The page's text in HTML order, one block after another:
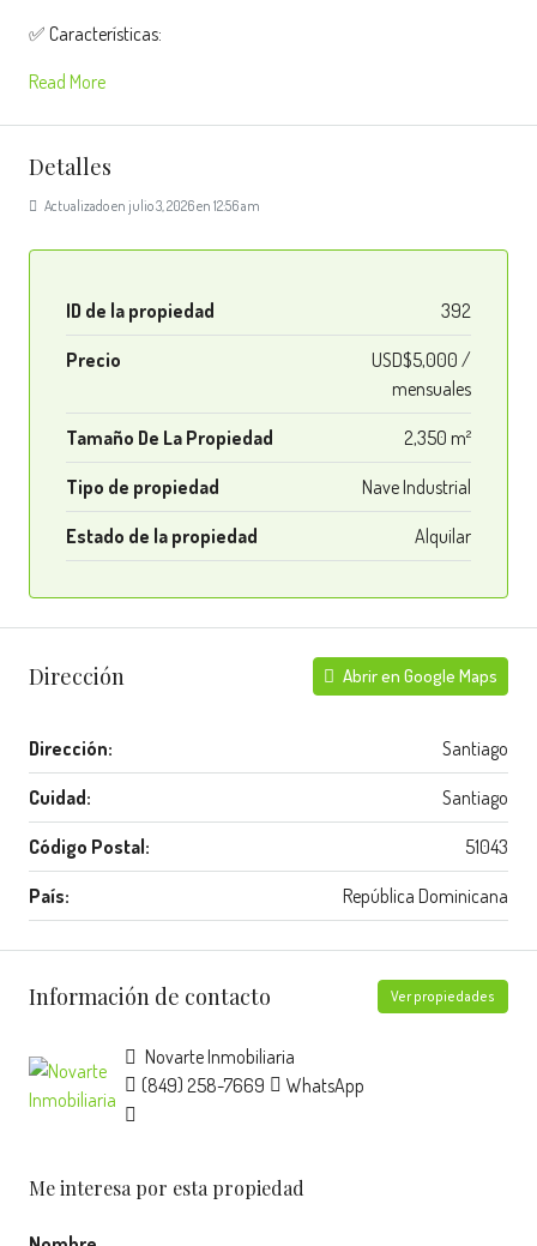
✅ Características:
Read More
Detalles
Actualizado en julio 3, 2026 en 12:56 am
ID de la propiedad 392
Precio
USD$5,000 /
mensuales
Tamaño De La Propiedad 2,350 m²
Tipo de propiedad Nave Industrial
Estado de la propiedad Alquilar
Dirección Abrir en Google Maps
Dirección: Santiago
Cuidad: Santiago
Código Postal: 51043
País: República Dominicana
Información de contacto Ver propiedades
Novarte Inmobiliaria
(849) 258-7669
WhatsApp
Me interesa por esta propiedad